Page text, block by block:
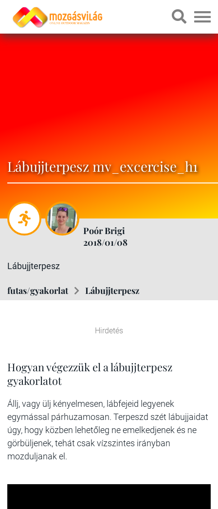
Lábujjterpesz mv_excercise_h1
Poór Brigi
2018/01/08
Lábujjterpesz
futas/gyakorlat Lábujjterpesz
Hirdetés
Hogyan végezzük el a lábujjterpesz
gyakorlatot
Állj, vagy ülj kényelmesen, lábfejeid legyenek
egymással párhuzamosan. Terpeszd szét lábujjaidat
úgy, hogy közben lehetőleg ne emelkedjenek és ne
görbüljenek, tehát csak vízszintes irányban
mozduljanak el.